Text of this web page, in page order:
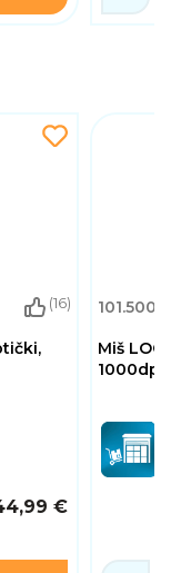
(16)
€
101.500.151
Miš
1000dpi,